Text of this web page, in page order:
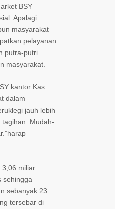
BSY
Apalagi
masyarakat
pelayanan
putra-putri
masyarakat.
kantor Kas
dalam
jauh lebih
Mudah-
miliar.
sehingga
sebanyak 23
tersebar di